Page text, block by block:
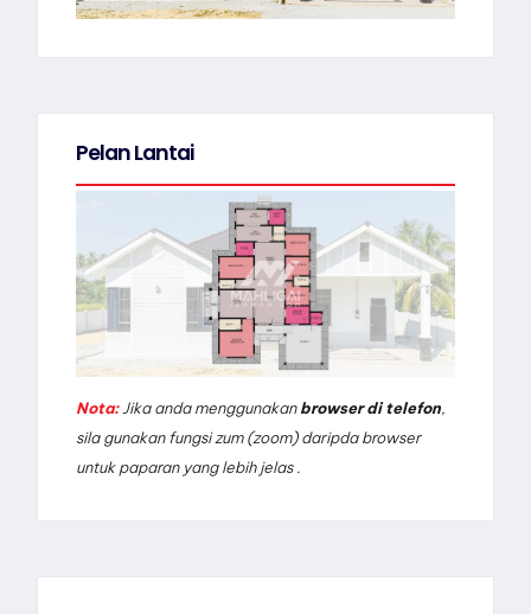
Pelan Lantai
Nota: Jika anda menggunakanbrowser di telefon,
sila gunakan fungsi zum (zoom) daripda browser
untuk paparan yang lebih jelas .